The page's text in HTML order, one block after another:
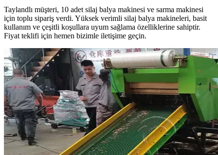
Taylandlı müşteri, 10 adet silaj balya makinesi ve sarma makinesi
için toplu sipariş verdi. Yüksek verimli silaj balya makineleri, basit
kullanım ve çeşitli koşullara uyum sağlama özelliklerine sahiptir.
Fiyat teklifi için hemen bizimle iletişime geçin.